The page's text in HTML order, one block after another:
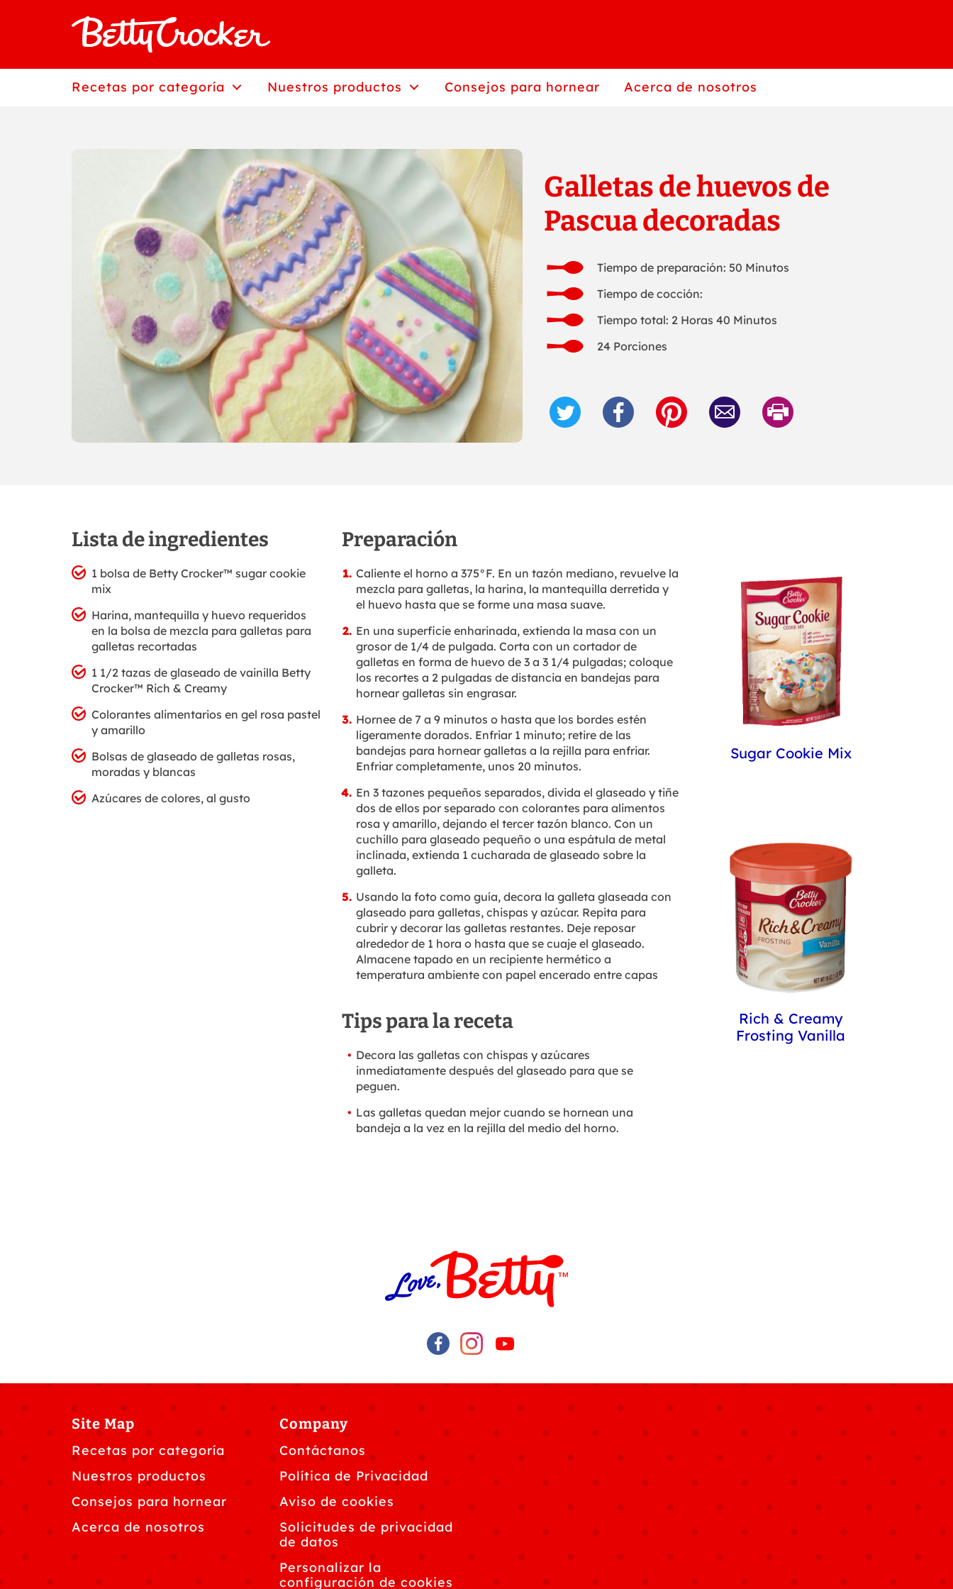
Recetas por categoría Nuestros productos Consejos para hornear Acerca de nosotros
Galletas de huevos de
Pascua decoradas
Tiempo de preparación: 50 Minutos
Tiempo de cocción:
Tiempo total: 2 Horas 40 Minutos
24 Porciones
Lista de ingredientes
1 bolsa de Betty Crocker™ sugar cookie
mix
Harina, mantequilla y huevo requeridos
en la bolsa de mezcla para galletas para
galletas recortadas
1 1/2 tazas de glaseado de vainilla Betty
Crocker™ Rich & Creamy
Colorantes alimentarios en gel rosa pastel
y amarillo
Bolsas de glaseado de galletas rosas,
moradas y blancas
Azúcares de colores, al gusto
Preparación
Caliente el horno a 375°F. En un tazón mediano, revuelve la
mezcla para galletas, la harina, la mantequilla derretida y
el huevo hasta que se forme una masa suave.
En una superficie enharinada, extienda la masa con un
grosor de 1/4 de pulgada. Corta con un cortador de
galletas en forma de huevo de 3 a 3 1/4 pulgadas; coloque
los recortes a 2 pulgadas de distancia en bandejas para
hornear galletas sin engrasar.
Hornee de 7 a 9 minutos o hasta que los bordes estén
ligeramente dorados. Enfriar 1 minuto; retire de las
bandejas para hornear galletas a la rejilla para enfriar.
Enfriar completamente, unos 20 minutos.
En 3 tazones pequeños separados, divida el glaseado y tiñe
dos de ellos por separado con colorantes para alimentos
rosa y amarillo, dejando el tercer tazón blanco. Con un
cuchillo para glaseado pequeño o una espátula de metal
inclinada, extienda 1 cucharada de glaseado sobre la
galleta.
Usando la foto como guía, decora la galleta glaseada con
glaseado para galletas, chispas y azúcar. Repita para
cubrir y decorar las galletas restantes. Deje reposar
alrededor de 1 hora o hasta que se cuaje el glaseado.
Almacene tapado en un recipiente hermético a
temperatura ambiente con papel encerado entre capas
Tips para la receta
Decora las galletas con chispas y azúcares
inmediatamente después del glaseado para que se
peguen.
Las galletas quedan mejor cuando se hornean una
bandeja a la vez en la rejilla del medio del horno.
Sugar Cookie Mix
Rich & Creamy
Frosting Vanilla
Site Map
Recetas por categoría
Nuestros productos
Consejos para hornear
Acerca de nosotros
Company
Contáctanos
Política de Privacidad
Aviso de cookies
Solicitudes de privacidad
de datos
Personalizar la
configuración de cookies